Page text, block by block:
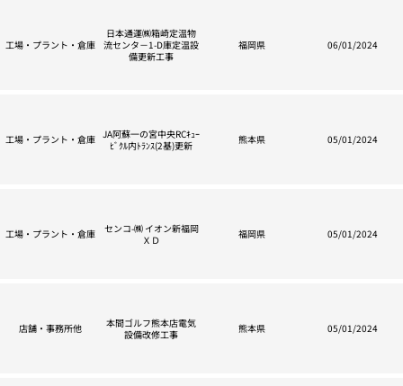
工場・プラント・倉庫
日本通運㈱箱崎定温物
流センタ－1-D庫定温設
備更新工事
福岡県 06/01/2024
工場・プラント・倉庫 JA阿蘇一の宮中央RCｷｭｰ
ﾋﾞｸﾙ内ﾄﾗﾝｽ(2基)更新
熊本県 05/01/2024
工場・プラント・倉庫
センコ-㈱ イオン新福岡
ＸＤ
福岡県 05/01/2024
店舗・事務所他
本間ゴルフ熊本店電気
設備改修工事
熊本県 05/01/2024